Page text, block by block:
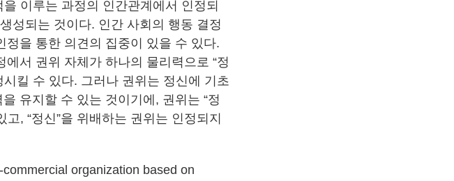
을 이루는 과정의 인간관계에서 인정되
성되는 것이다. 인간 사회의 행동 결정
을 통한 의견의 집중이 있을 수 있다.
서 권위 자체가 하나의 물리력으로 “정
킬 수 있다. 그러나 권위는 정신에 기초
유지할 수 있는 것이기에, 권위는 “정
, “정신”을 위배하는 권위는 인정되지
organization based on